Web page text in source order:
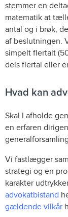
stemmer en
matematik at
antal og i brøk,
af beslutningen.
simpelt flertalt
dels flertal eller
Hvad kan
Skal I afholde
en erfaren
Vi fastlægger
strategi og en
karakter
advokatbistand
gældende vilkår